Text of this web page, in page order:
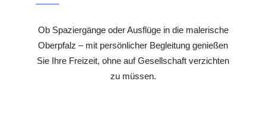
Ob Spaziergänge oder Ausflüge in die malerische
Oberpfalz – mit persönlicher Begleitung genießen
Sie Ihre Freizeit, ohne auf Gesellschaft verzichten
zu müssen.